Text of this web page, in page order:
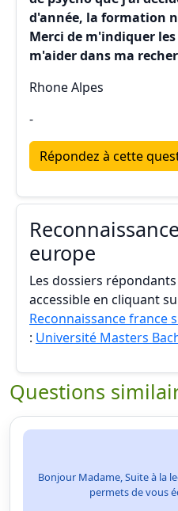
d'année, la formation
Merci de m'indiquer
m'aider dans ma
Rhone Alpes
-
Répondez à cette
europe
Les dossiers
accessible en cliquant
Reconnaissance france
: Université Masters
Questions
Bonjour Madame, Suite à la
permets de vous